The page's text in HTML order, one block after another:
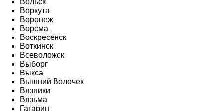
Вольск
Воркута
Воронеж
Ворсма
Воскресенск
Воткинск
Всеволожск
Выборг
Выкса
Вышний Волочек
Вязники
Вязьма
Гагарин